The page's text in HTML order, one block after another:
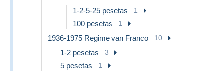
1-2-5-25 pesetas 1
100 pesetas 1
1936-1975 Regime van Franco 10
1-2 pesetas 3
5 pesetas 1